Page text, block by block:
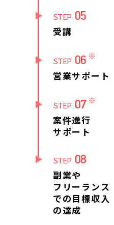
STEP 05
受講
STEP 06 ※
営業サポート
STEP 07 ※
案件進行
サポート
STEP 08
副業や
フリーランス
での目標収入
の達成